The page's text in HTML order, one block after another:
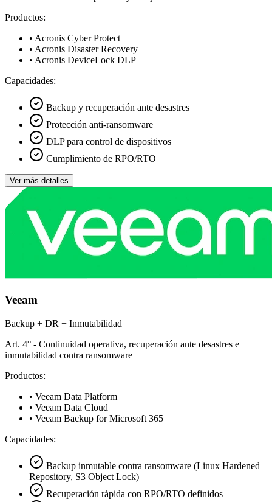
Productos:
• Acronis Cyber Protect
• Acronis Disaster Recovery
• Acronis DeviceLock DLP
Capacidades:
Backup y recuperación ante desastres
Protección anti-ransomware
DLP para control de dispositivos
Cumplimiento de RPO/RTO
Ver más detalles
Veeam
Backup + DR + Inmutabilidad
Art. 4° - Continuidad operativa, recuperación ante desastres e
inmutabilidad contra ransomware
Productos:
• Veeam Data Platform
• Veeam Data Cloud
• Veeam Backup for Microsoft 365
Capacidades:
Backup inmutable contra ransomware (Linux Hardened
Repository, S3 Object Lock)
Recuperación rápida con RPO/RTO definidos